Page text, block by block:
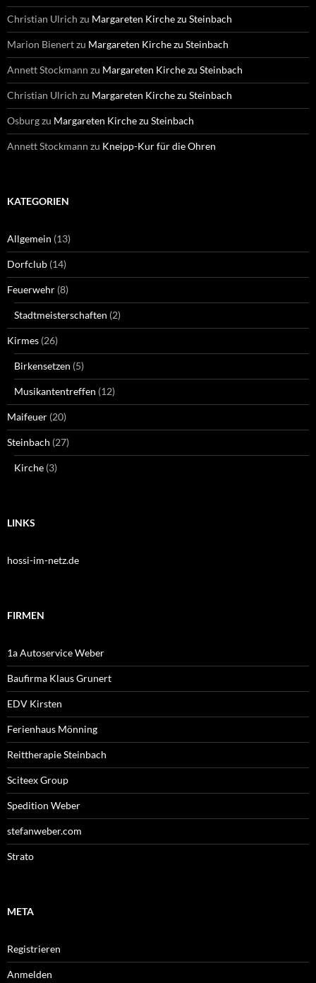
Christian Ulrich zu Margareten Kirche zu Steinbach
Marion Bienertzu Margareten Kirche zu Steinbach
Annett Stockmann zu Margareten Kirche zu Steinbach
Christian Ulrich zu Margareten Kirche zu Steinbach
Osburgzu Margareten Kirche zu Steinbach
Annett Stockmann zu Kneipp-Kur für die Ohren
KATEGORIEN
Allgemein (13)
Dorfclub (14)
Feuerwehr (8)
Stadtmeisterschaften (2)
Kirmes (26)
Birkensetzen (5)
Musikantentreffen (12)
Maifeuer (20)
Steinbach (27)
Kirche (3)
LINKS
hossi-im-netz.de
FIRMEN
1a Autoservice Weber
Baufirma Klaus Grunert
EDV Kirsten
Ferienhaus Mönning
Reittherapie Steinbach
Sciteex Group
Spedition Weber
stefanweber.com
Strato
META
Registrieren
Anmelden